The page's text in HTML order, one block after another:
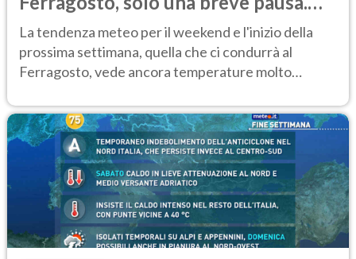
Ecco dove
La tendenza meteo per il weekend e l'inizio della
prossima settimana, quella che ci condurrà al
Ferragosto, vede ancora temperature molto